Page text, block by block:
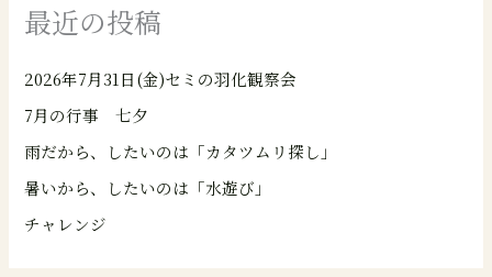
最近の投稿
2026年7月31日(金)セミの羽化観察会
7月の行事 七夕
雨だから、したいのは「カタツムリ探し」
暑いから、したいのは「水遊び」
チャレンジ